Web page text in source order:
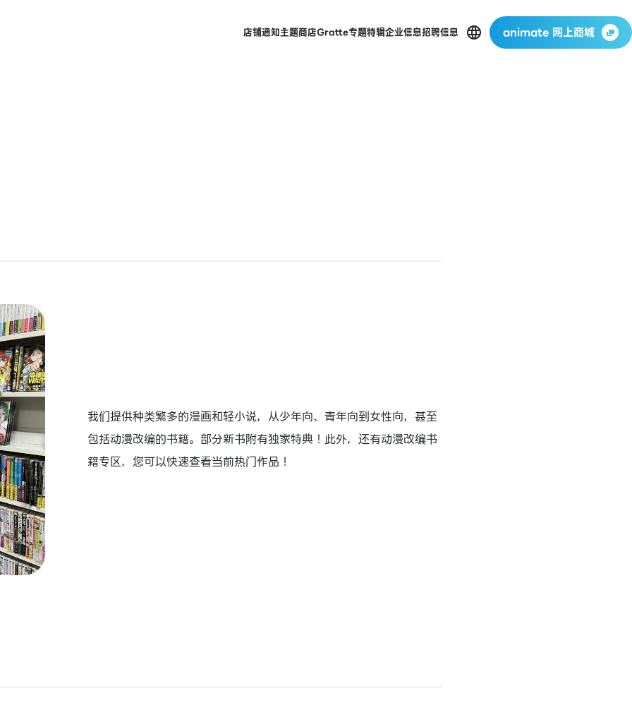
店铺通知主题商店Gratte专题特辑企业信息招聘信息 animate 网上商城
我们提供种类繁多的漫画和轻小说，从少年向、青年向到女性向，甚至
包括动漫改编的书籍。部分新书附有独家特典！此外，还有动漫改编书
籍专区，您可以快速查看当前热门作品！